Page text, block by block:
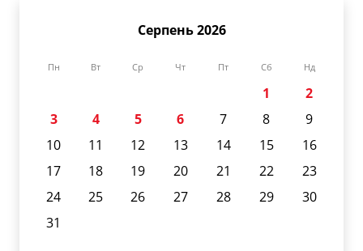
Серпень 2026
Пн Вт Ср Чт Пт Сб Нд
1
2
3
4 5 6 7 8
9
10
11 12 13 14 15
16
17
18 19 20 21 22
23
24
25 26 27 28 29
30
31